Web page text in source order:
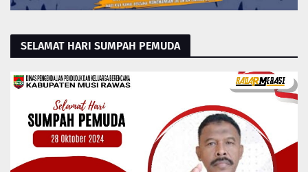
SELAMAT HARI SUMPAH PEMUDA